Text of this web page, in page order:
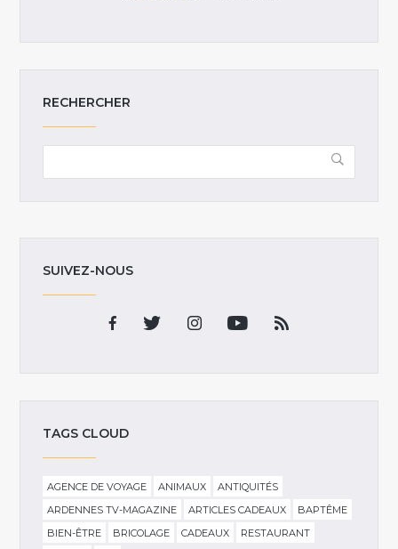
RECHERCHER
SUIVEZ-NOUS
TAGS CLOUD
AGENCE DE VOYAGE ANIMAUX
ANTIQUITÉS
ARDENNES TV-MAGAZINE
ARTICLES CADEAUX
BAPTÊME
BIEN-ÊTRE
BRICOLAGE CADEAUX
RESTAURANT